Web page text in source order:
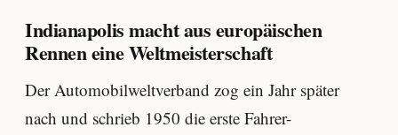
Indianapolis macht aus europäischen
Rennen eine Weltmeisterschaft
Der Automobilweltverband zog ein Jahr später
nach und schrieb 1950 die erste Fahrer-